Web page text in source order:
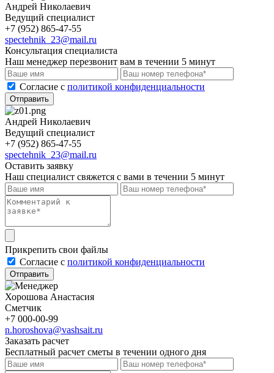
Андрей Николаевич
Ведущий специалист
+7 (952) 865-47-55
spectehnik_23@mail.ru
Консультация специалиста
Наш менеджер перезвонит вам в течении 5 минут
Cогласие с политикой конфиденциальности
Отправить
Андрей Николаевич
Ведущий специалист
+7 (952) 865-47-55
spectehnik_23@mail.ru
Оставить заявку
Наш специалист свяжется с вами в течении 5 минут
Прикрепить свои файлы
Cогласие с политикой конфиденциальности
Отправить
Хорошова Анастасия
Сметчик
+7 000-00-99
n.horoshova@vashsait.ru
Заказать расчет
Бесплатный расчет сметы в течении одного дня